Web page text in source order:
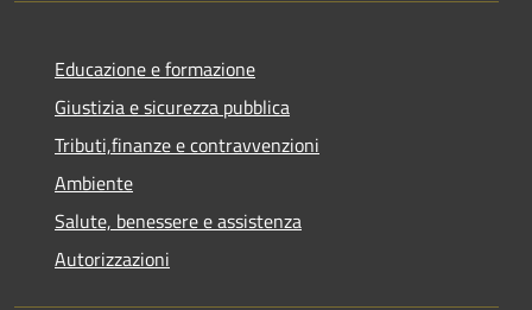
Educazione e formazione
Giustizia e sicurezza pubblica
Tributi,finanze e contravvenzioni
Ambiente
Salute, benessere e assistenza
Autorizzazioni